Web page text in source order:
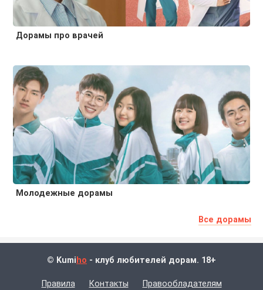
Дорамы про врачей
Молодежные дорамы
Все дорамы
© Kumi ho - клуб любителей дорам. 18+
Правила Контакты Правообладателям